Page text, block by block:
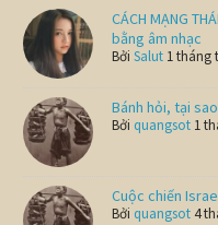
CÁCH MẠNG
bằng âm nhạc
BởiSalut 1 tháng
Bánh hỏi, tại
Bởi quangsot 1
Cuộc chiến
Bởi quangsot 4